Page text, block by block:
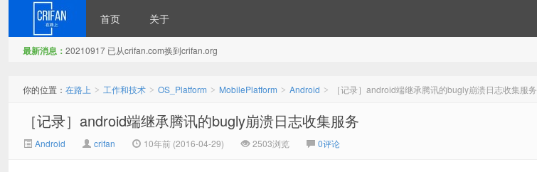
首页 关于
最新消息： 20210917 已从crifan.com换到crifan.org
你的位置： 在路上 > 工作和技术 > OS_Platform > MobilePlatform > Android > ［记录］android端继承腾讯的bugly崩溃日志收集服务
［记录］android端继承腾讯的bugly崩溃日志收集服务
Android crifan 10年前 (2016-04-29) 2503浏览 0评论